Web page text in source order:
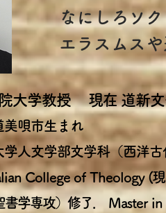
なにしろソ
エラスムス
院大学教授 現在道新
美唄市生まれ
人文学部文学科（西洋古
College of Theology (
攻）修了．
Master